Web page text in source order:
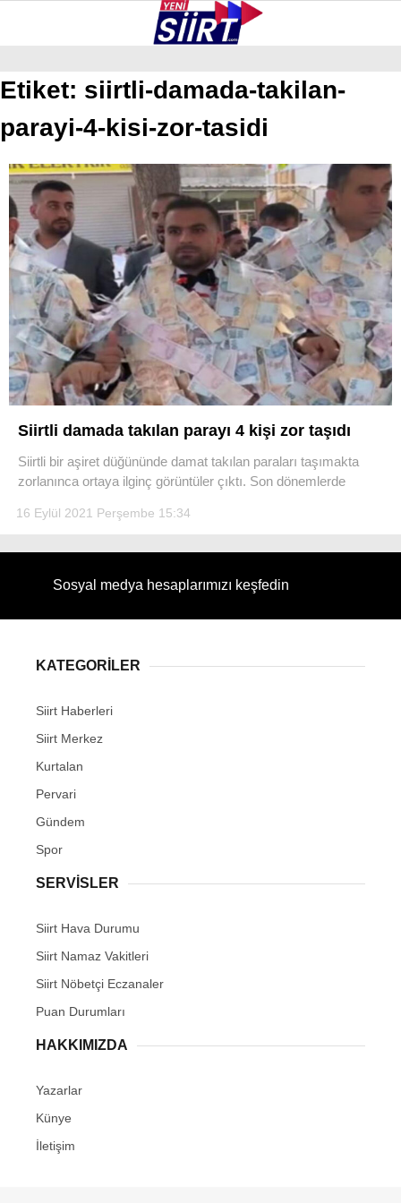
GALERİ VİDEO YAZARLAR
ERUH
BAYKAN
PERVARI
ŞIRVAN
TILLO
GÜNDEM
NÖBETÇI ECZANELER
Etiket: siirtli-damada-takilan-
parayi-4-kisi-zor-tasidi
Siirtli damada takılan parayı 4 kişi zor taşıdı
Siirtli bir aşiret düğününde damat takılan paraları taşımakta
zorlanınca ortaya ilginç görüntüler çıktı. Son dönemlerde
16 Eylül 2021 Perşembe 15:34
Sosyal medya hesaplarımızı keşfedin
KATEGORİLER
Siirt Haberleri
Siirt Merkez
Kurtalan
Pervari
Gündem
Spor
SERVİSLER
Siirt Hava Durumu
Siirt Namaz Vakitleri
Siirt Nöbetçi Eczanaler
Puan Durumları
HAKKIMIZDA
Yazarlar
Künye
İletişim